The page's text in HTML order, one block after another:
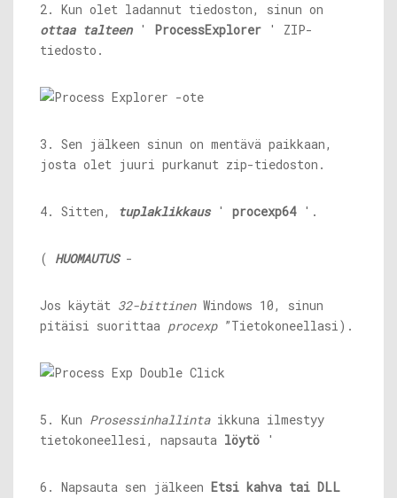
2. Kun olet ladannut tiedoston, sinun on
ottaa talteen ' ProcessExplorer ' ZIP-
tiedosto.
3. Sen jälkeen sinun on mentävä paikkaan,
josta olet juuri purkanut zip-tiedoston.
4. Sitten, tuplaklikkaus ' procexp64'.
( HUOMAUTUS -
Jos käytät 32-bittinenWindows 10, sinun
pitäisi suorittaa procexp”Tietokoneellasi).
5. Kun Prosessinhallintaikkuna ilmestyy
tietokoneellesi, napsauta löytö '
6. Napsauta sen jälkeen Etsi kahva tai DLL